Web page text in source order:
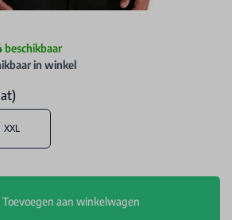
beschikbaar
in winkel
XXL
Toevoegen aan winkelwagen